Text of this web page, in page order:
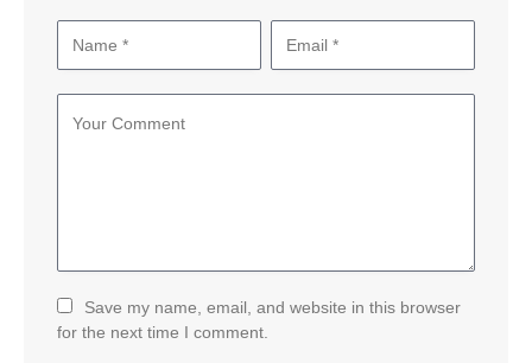
Save my name, email, and website in this browser
for the next time I comment.